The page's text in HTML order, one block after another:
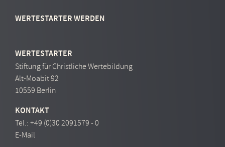
WERTESTARTER WERDEN
WERTESTARTER
Stiftung für Christliche Wertebildung
Alt-Moabit 92
10559 Berlin
KONTAKT
Tel.: +49 (0)30 2091579 - 0
E-Mail